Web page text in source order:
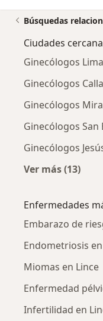
Búsquedas
Ciudades
Ginecólogos Lima
Ginecólogos
Ginecólogos
Ginecólogos San
Ginecólogos
Ver más (13)
Enfermedades
Embarazo de
Endometriosis
Miomas en Lince
Enfermedad
Infertilidad en